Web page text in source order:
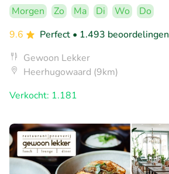
Morgen Zo Ma Di Wo
Do
9.6
Perfect • 1.493 beoordelingen
Gewoon Lekker
Heerhugowaard (9km)
Verkocht: 1.181